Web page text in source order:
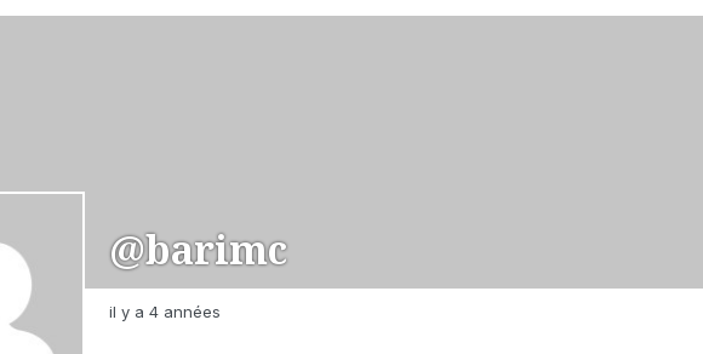
@barimc
il y a 4 années